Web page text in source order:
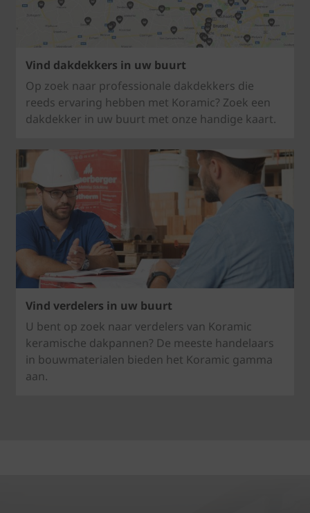
Vind dakdekkers in uw buurt
Op zoek naar professionale dakdekkers die
reeds ervaring hebben met Koramic? Zoek een
dakdekker in uw buurt met onze handige kaart.
Vind verdelers in uw buurt
U bent op zoek naar verdelers van Koramic
keramische dakpannen? De meeste handelaars
in bouwmaterialen bieden het Koramic gamma
aan.